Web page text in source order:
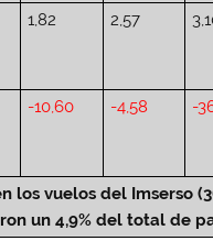
1,82 2,57
-10,60 -4,58 -
los vuelos del Imserso
un 4,9% del total de